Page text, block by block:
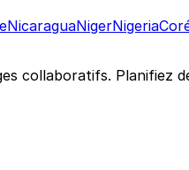
NicaraguaNigerNigeria
collaboratifs. Planifiez